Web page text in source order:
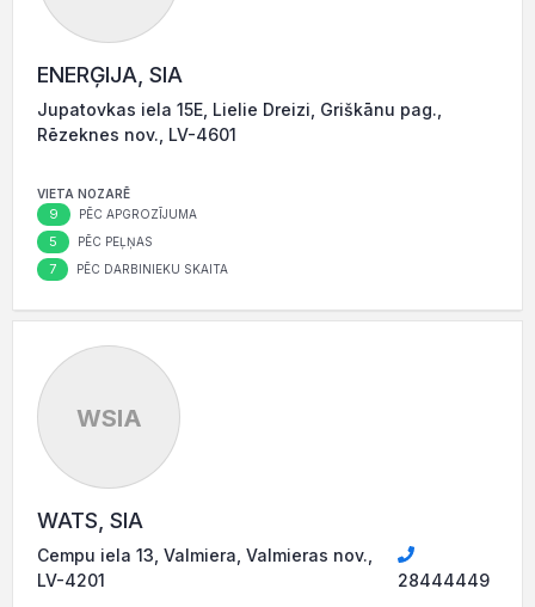
ENERĢIJA, SIA
Jupatovkas iela 15E, Lielie Dreizi, Griškānu pag.,
Rēzeknes nov., LV-4601
VIETA NOZARĒ
9 PĒC APGROZĪJUMA
5 PĒC PEĻŅAS
7 PĒC DARBINIEKU SKAITA
WSIA
WATS, SIA
Cempu iela 13, Valmiera, Valmieras nov.,
LV-4201
28444449